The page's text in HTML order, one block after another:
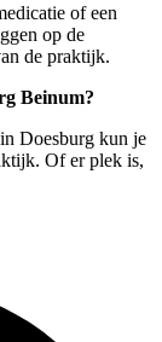
of een
op de
de praktijk.
Beinum?
Doesburg kun je
Of er plek is,